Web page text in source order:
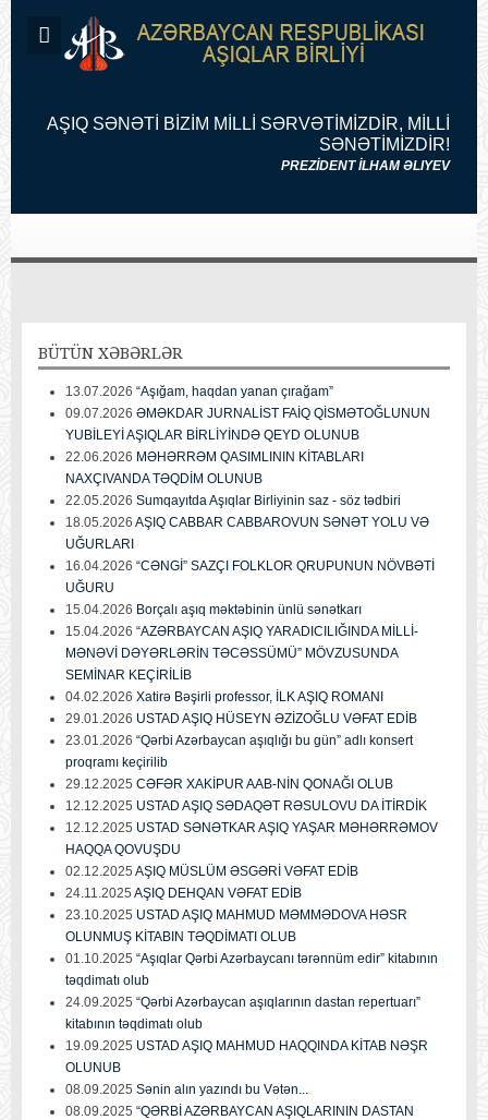
AŞIQ SƏNƏTİ BİZİM MİLLİ SƏRVƏTİMİZDİR, MİLLİ
SƏNƏTİMİZDİR!
PREZİDENT İLHAM ƏLIYEV
BÜTÜN XƏBƏRLƏR
13.07.2026 “Aşığam, haqdan yanan çırağam”
09.07.2026 ƏMƏKDAR JURNALİST FAİQ QİSMƏTOĞLUNUN
YUBİLEYİ AŞIQLAR BİRLİYİNDƏ QEYD OLUNUB
22.06.2026 MƏHƏRRƏM QASIMLININ KİTABLARI
NAXÇIVANDA TƏQDİM OLUNUB
22.05.2026 Sumqayıtda Aşıqlar Birliyinin saz - söz tədbiri
18.05.2026 AŞIQ CABBAR CABBAROVUN SƏNƏT YOLU VƏ
UĞURLARI
16.04.2026 “CƏNGİ” SAZÇI FOLKLOR QRUPUNUN NÖVBƏTİ
UĞURU
15.04.2026 Borçalı aşıq məktəbinin ünlü sənətkarı
15.04.2026 “AZƏRBAYCAN AŞIQ YARADICILIĞINDA MİLLİ-
MƏNƏVİ DƏYƏRLƏRİN TƏCƏSSÜMÜ” MÖVZUSUNDA
SEMİNAR KEÇİRİLİB
04.02.2026 Xatirə Bəşirli professor, İLK AŞIQ ROMANI
29.01.2026 USTAD AŞIQ HÜSEYN ƏZİZOĞLU VƏFAT EDİB
23.01.2026 “Qərbi Azərbaycan aşıqlığı bu gün” adlı konsert
proqramı keçirilib
29.12.2025 CƏFƏR XAKİPUR AAB-NİN QONAĞI OLUB
12.12.2025 USTAD AŞIQ SƏDAQƏT RƏSULOVU DA İTİRDİK
12.12.2025 USTAD SƏNƏTKAR AŞIQ YAŞAR MƏHƏRRƏMOV
HAQQA QOVUŞDU
02.12.2025 AŞIQ MÜSLÜM ƏSGƏRİ VƏFAT EDİB
24.11.2025 AŞIQ DEHQAN VƏFAT EDİB
23.10.2025 USTAD AŞIQ MAHMUD MƏMMƏDOVA HƏSR
OLUNMUŞ KİTABIN TƏQDİMATI OLUB
01.10.2025 “Aşıqlar Qərbi Azərbaycanı tərənnüm edir” kitabının
təqdimatı olub
24.09.2025 “Qərbi Azərbaycan aşıqlarının dastan repertuarı”
kitabının təqdimatı olub
19.09.2025 USTAD AŞIQ MAHMUD HAQQINDA KİTAB NƏŞR
OLUNUB
08.09.2025 Sənin alın yazındı bu Vətən...
08.09.2025 “QƏRBİ AZƏRBAYCAN AŞIQLARININ DASTAN